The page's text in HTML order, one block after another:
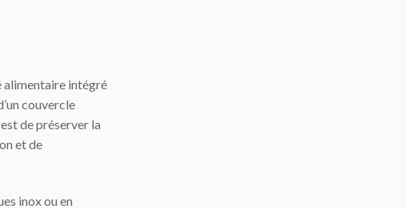
alimentaire intégré
couvercle
de préserver la
et de
inox ou en